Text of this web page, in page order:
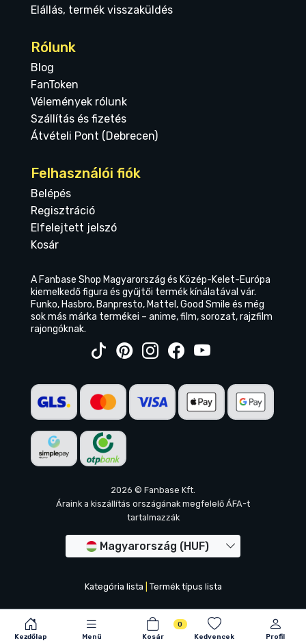
Kezdőlap Menü Kosár
0
Kedvencek
Profil
Elállás, termék visszaküldés
Rólunk
Blog
FanToken
Vélemények rólunk
Szállítás és fizetés
Átvételi Pont (Debrecen)
Felhasználói fiók
Belépés
Regisztráció
Elfelejtett jelszó
Kosár
A Fanbase Shop Magyarország és Közép-Kelet-Európa
kiemelkedő figura és gyűjtői termék kínálatával vár.
Funko, Hasbro, Banpresto, Mattel, Good Smile és még
sok más márka termékei – anime, film, sorozat, rajzfilm
rajongóknak.
2026 © Fanbase Kft.
Áraink a kiszállítás országának megfelelő ÁFA-t
tartalmazzák
Magyarország (HUF)
Kategória lista Termék típus lista